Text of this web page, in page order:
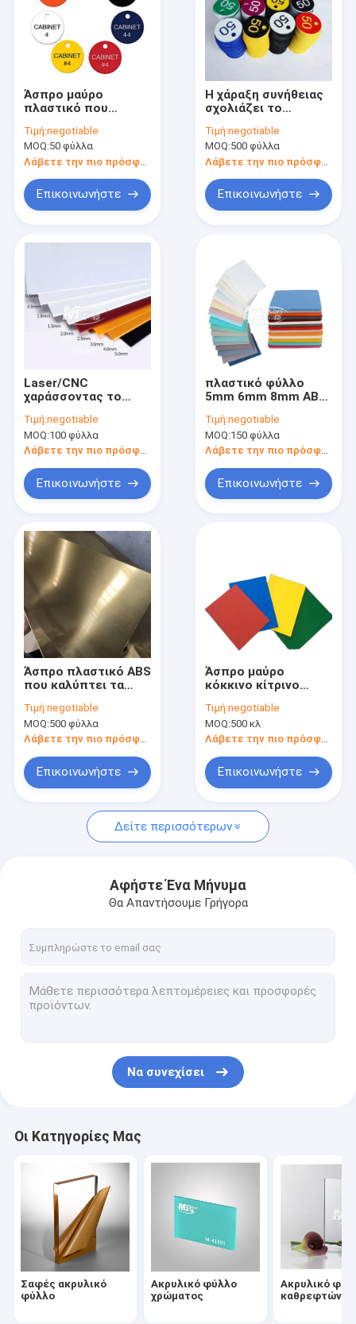
Προϊόντα
Περίπου εμείς
Γύρος εργοστασίων
Ποιοτικός έλεγχος
Ζητήστε ένα απόσπασμα
Σαφές ακρυλικό φύλλο
Ακρυλικό φύλλο χρώματος
Ακρυλικές ράβδοι σωλήνων
Ακρυλικό φύλλο ενυδρείων
σαφές φύλλο πολυανθράκων
Πλαστικό φύλλο ABS
Ακτινοβολήστε ακρυλικό φύλλο
Πλαστικό φύλλο ESD
Ακρυλικό ελαφρύ πιάτο οδηγών
Φλόγα - καθυστερών ακρυλικός
Άσπρο μαύρο
πλαστικό που
πλαστικό φύλλο
χρώματος φύλλων
ABS 3mm με σεντόνι
που κόβεται στο
μέγεθος
Τιμή:negotiable
MOQ:50 φύλλα
Λάβετε την πιο πρόσφατη τιμή
Επικοινωνήστε
Η χάραξη συνήθειας
σχολιάζει το
1.2m ABS φύλλο
χρώματος που
κόβεται στο
μέγεθος
Τιμή:negotiable
MOQ:500 φύλλα
Επικοινωνήστε
Laser/CNC
χαράσσοντας το
φύλλο 5mm
στυρόλιου ABS για
το UV τυπωμένο
Τιμή:negotiable
MOQ:100 φύλλα
Λάβετε την πιο πρόσφατη τιμή
Επικοινωνήστε
πλαστικό φύλλο
5mm 6mm 8mm ABS
τυπωμένο πίνακα
διαφημίσεων
Τιμή:negotiable
MOQ:150 φύλλα
Λάβετε την πιο πρόσφατη τιμή
Επικοινωνήστε
Άσπρο πλαστικό ABS
που καλύπτει τα
πλαστικά φύλλα
8mm με σεντόνι
πιάτων λεπτά
Τιμή:negotiable
MOQ:500 φύλλα
Λάβετε την πιο πρόσφατη τιμή
Επικοινωνήστε
Άσπρο μαύρο
κόκκινο κίτρινο
καλύπτει τα
χρωματισμένα
πλαστικά φύλλα με
Τιμή:negotiable
MOQ:500 κλ
Λάβετε την πιο πρόσφατη τιμή
Επικοινωνήστε
Δείτε περισσότερων
Αφήστε Ένα Μήνυμα
Θα Απαντήσουμε Γρήγορα
Να συνεχίσει
Οι Κατηγορίες Μας
Σαφές ακρυλικό
φύλλο
Ακρυλικό φύλλο
χρώματος
Ακρυλικό
καθρεφτών